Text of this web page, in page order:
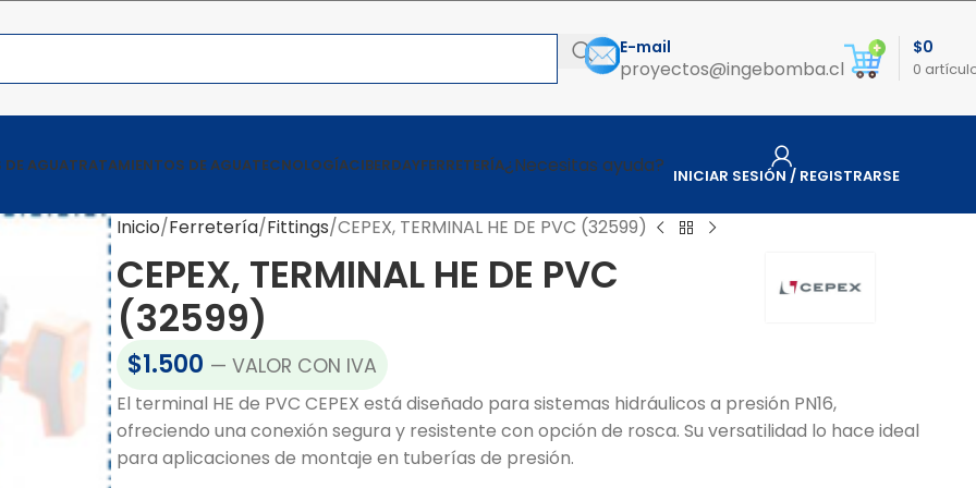
E-mail
proyectos@ingebomba.cl 0
$0
DE AGUATRATAMIENTOS DE AGUATECNOLOGÍACIBERDAYFERRETERÍA¿Necesitas ayuda? INICIAR SESIÓN / REGISTRARSE
Inicio Ferretería Fittings CEPEX, TERMINAL HE DE PVC (32599)
CEPEX, TERMINAL HE DE PVC
(32599)
$1.500 — VALOR CON IVA
El terminal HE de PVC CEPEX está diseñado para sistemas hidráulicos a presión PN16,
ofreciendo una conexión segura y resistente con opción de rosca. Su versatilidad lo hace ideal
para aplicaciones de montaje en tuberías de presión.